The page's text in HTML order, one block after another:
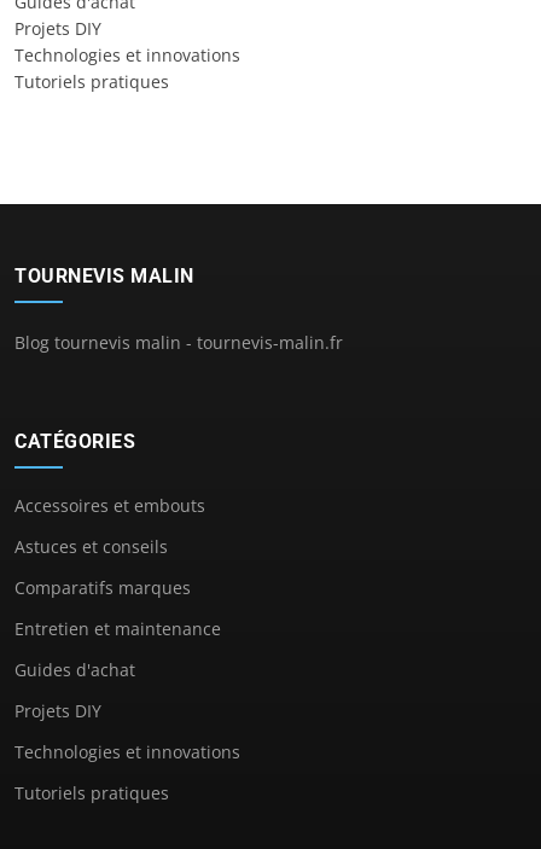
Projets DIY
Technologies et innovations
Tutoriels pratiques
TOURNEVIS MALIN
Blog tournevis malin - tournevis-malin.fr
CATÉGORIES
Accessoires et embouts
Astuces et conseils
Comparatifs marques
Entretien et maintenance
Guides d'achat
Projets DIY
Technologies et innovations
Tutoriels pratiques